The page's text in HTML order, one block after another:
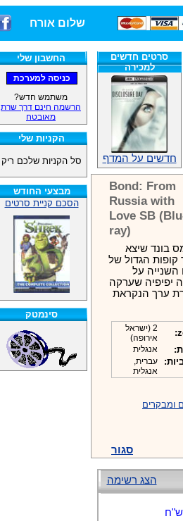
שלום אורח
החשבון שלי
משתמש חדש?
הרשמה חינם דרך שרת
מאובטח
הקניות שלי
סל הקניות שלכם ריק
מבצעי החודש
הסכם קניית סרטים
סינמטק
סרטים חדשים
למכירה
חדשים על המדף
Bond: From
Russia with
Love SB
ray)
בונד שיצא
לשובר קופות הגדול של
השנייה על
יפיפיה שערקה
ערך הנקראת
2 (ישראל
אירופה)
אנגלית
עברית,
אנגלית
ומבקרים
סגור
הצג רשימה